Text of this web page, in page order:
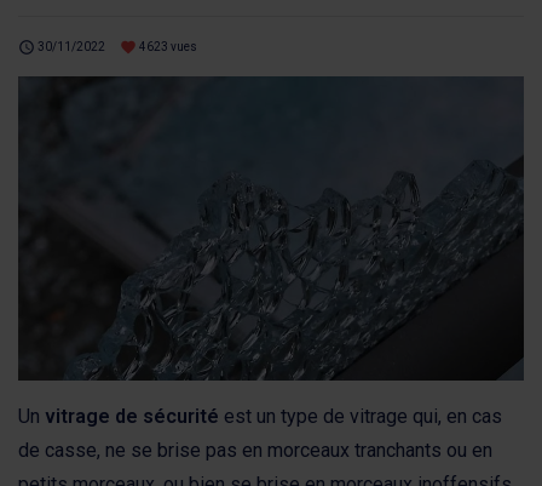
schedule 30/11/2022 favorite 4623 vues
Un vitrage de sécurité est un type de vitrage qui, en cas
de casse, ne se brise pas en morceaux tranchants ou en